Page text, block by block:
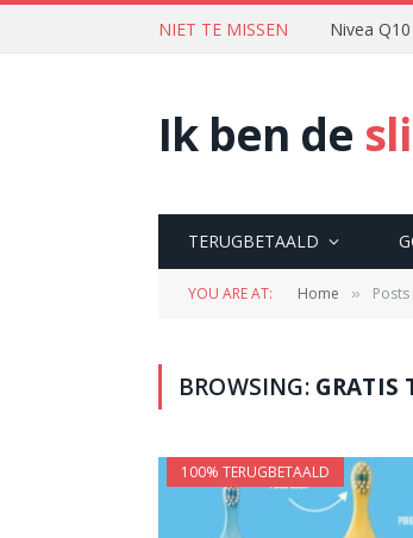
NIET TE MISSEN Nivea
Ik ben de
TERUGBETAALD
YOU ARE AT: Home »
BROWSING: GRATIS
100% TERUGBETAALD